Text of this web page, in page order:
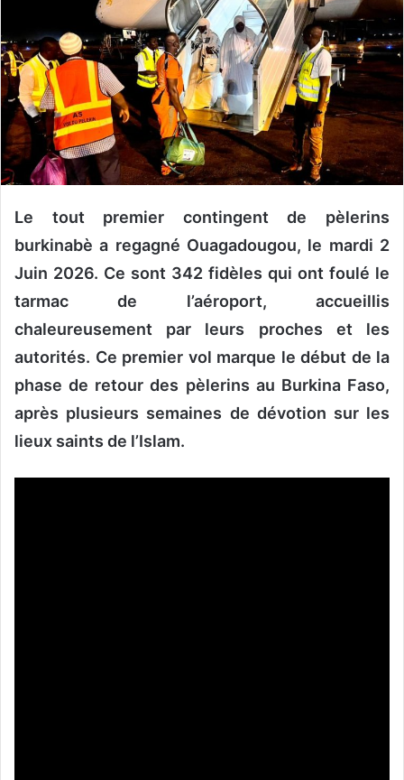
e
r
u
n
c
o
r
e
l
Le tout premier contingent de pèlerins
burkinabè a regagné Ouagadougou, le mardi 2
Juin 2026. Ce sont 342 fidèles qui ont foulé le
tarmac de l’aéroport, accueillis
chaleureusement par leurs proches et les
autorités. Ce premier vol marque le début de la
phase de retour des pèlerins au Burkina Faso,
après plusieurs semaines de dévotion sur les
lieux saints de l’Islam.